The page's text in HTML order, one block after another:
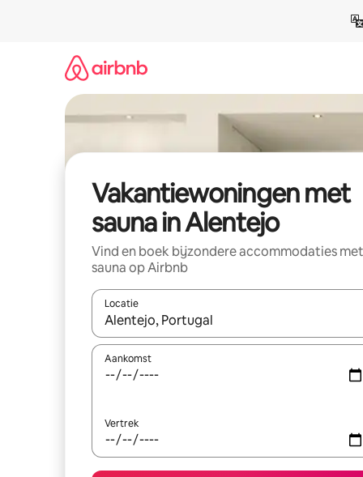
Vakantiewoningen met
sauna in Alentejo
Vind en boek bijzondere accommodaties met
sauna op Airbnb
Locatie
Wanneer er resultaten beschikbaar zijn, maak
Aankomst
Vertrek